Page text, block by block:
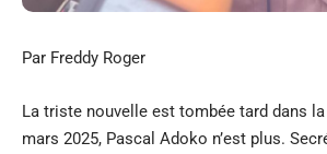
Par Freddy Roger
La triste nouvelle est tombée tard dans
mars 2025, Pascal Adoko n’est plus.